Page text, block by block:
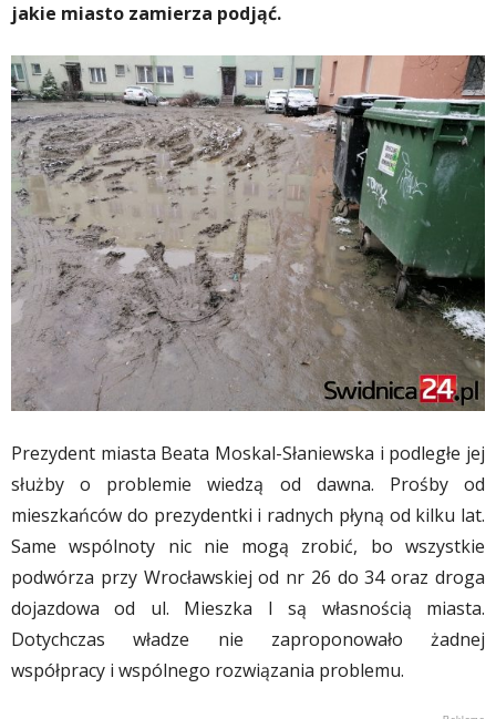
jakie miasto zamierza podjąć.
Prezydent miasta Beata Moskal-Słaniewska i podległe jej
służby o problemie wiedzą od dawna. Prośby od
mieszkańców do prezydentki i radnych płyną od kilku lat.
Same wspólnoty nic nie mogą zrobić, bo wszystkie
podwórza przy Wrocławskiej od nr 26 do 34 oraz droga
dojazdowa od ul. Mieszka I są własnością miasta.
Dotychczas władze nie zaproponowało żadnej
współpracy i wspólnego rozwiązania problemu.